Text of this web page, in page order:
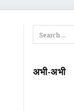
अभी-अभी